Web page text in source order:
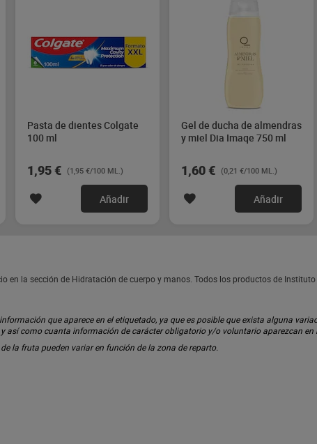
Pasta de dientes Colgate
100 ml
1,95 € (1,95 €/100 ML.)
Añadir
Gel de ducha de almendras
y miel Dia Imaqe 750 ml
1,60 € (0,21 €/100 ML.)
Añadir
la sección de Hidratación de cuerpo y manos. Todos los productos de
que aparece en el etiquetado, ya que es posible que exista alguna
como cuanta información de carácter obligatorio y/o voluntario aparezcan en
la fruta pueden variar en función de la zona de reparto.